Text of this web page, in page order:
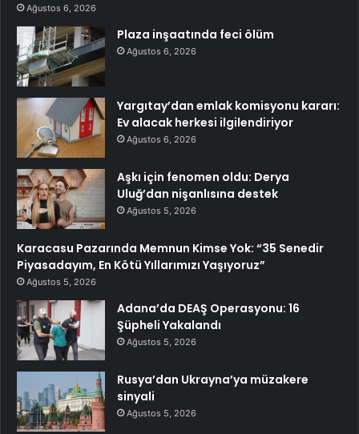
Ağustos 6, 2026
Plaza inşaatında feci ölüm
Ağustos 6, 2026
Yargıtay’dan emlak komisyonu kararı:
Ev alacak herkesi ilgilendiriyor
Ağustos 6, 2026
Aşkı için fenomen oldu: Derya
Uluğ’dan nişanlısına destek
Ağustos 5, 2026
Karacasu Pazarında Memnun Kimse Yok: “35 Senedir
Piyasadayım, En Kötü Yıllarımızı Yaşıyoruz”
Ağustos 5, 2026
Adana’da DEAŞ Operasyonu: 16
Şüpheli Yakalandı
Ağustos 5, 2026
Rusya’dan Ukrayna’ya müzakere
sinyali
Ağustos 5, 2026